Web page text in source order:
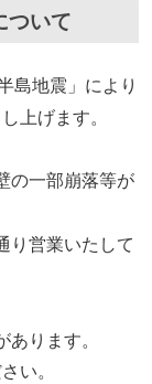
ついて
島地震」により
上げます。
の一部崩落等が
り営業いたして
ります。
い。